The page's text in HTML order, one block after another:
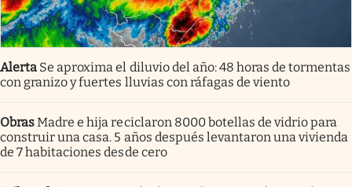
Alerta Se aproxima el diluvio del año: 48 horas de tormentas
con granizo y fuertes lluvias con ráfagas de viento
ObrasMadre e hija reciclaron 8000 botellas de vidrio para
construir una casa. 5 años después levantaron una vivienda
de 7 habitaciones desde cero